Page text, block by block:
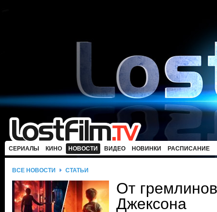
СЕРИАЛЫ КИНО НОВОСТИ ВИДЕО НОВИНКИ РАСПИСАНИЕ
ВСЕ НОВОСТИ СТАТЬИ
От
Джексона